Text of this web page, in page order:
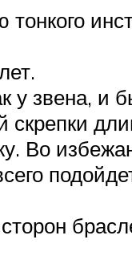
у звена, и
скрепки
Во